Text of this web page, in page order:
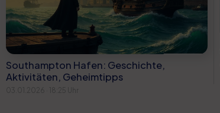
Southampton Hafen: Geschichte,
Aktivitäten, Geheimtipps